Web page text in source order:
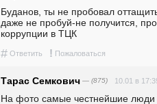
Буданов, ты не пробовал
даже не пробуй-не получится,
коррупции в ТЦК
# Ответить ! Пожаловаться
Тарас Семкович — (875) 10.01 в
На фото самые честнейшие люди